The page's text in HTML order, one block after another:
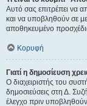
Αυτό σας επιτρέπει να
και να υποβληθούν σε
αποθηκευμένο
Κορυφή
Γιατί η δημοσίευση
Ο διαχειριστής του
δημοσιεύσεις στη Δ.
έλεγχο πριν